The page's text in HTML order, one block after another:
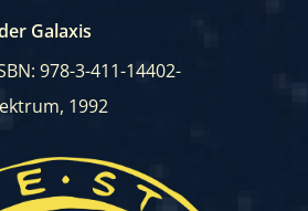
Galaxis
978-3-411-14402-
1992